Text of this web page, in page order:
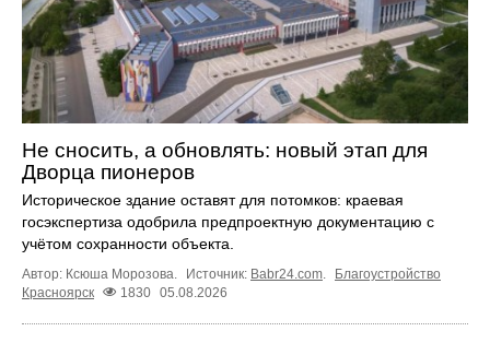
Не сносить, а обновлять: новый этап для
Дворца пионеров
Историческое здание оставят для потомков: краевая
госэкспертиза одобрила предпроектную документацию с
учётом сохранности объекта.
Автор: Ксюша Морозова. Источник: Babr24.com.
Благоустройство
Красноярск
1830 05.08.2026